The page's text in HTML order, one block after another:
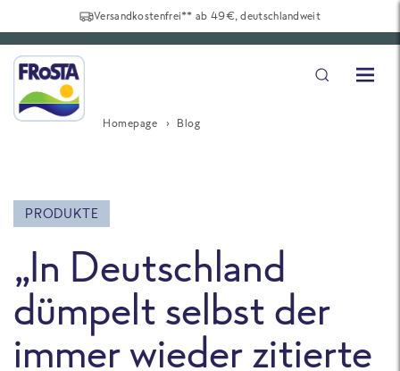
Versandkostenfrei** ab 49€, deutschlandweit
Homepage Blog
PRODUKTE
„In Deutschland
dümpelt selbst der
immer wieder zitierte